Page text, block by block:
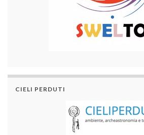
CIELI PERDUTI